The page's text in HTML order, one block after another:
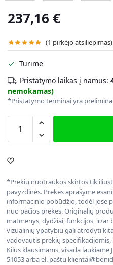
237,16 €
(1 pirkėjo atsiliepimas)
Turime
Pristatymo laikas į namus:
nemokamas)
*Pristatymo terminai yra
*Prekių nuotraukos skirtos tik
pavyzdinės. Prekės aprašyme
informacinio pobūdžio, todėl jose
nuo pačios prekės. Originalių
matmenys, dydžiai, funkcijos, ir/ar
vizualinių ypatybių gali atrodyti
vadovautis prekių
Kilus klausimams, visada
51053 arba el. paštu